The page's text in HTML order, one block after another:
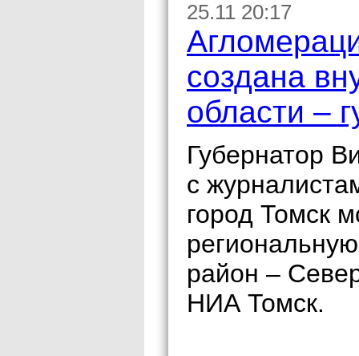
25.11 20:17
создана
области –
Губернатор
с
город Томск
район –
НИА Томск.